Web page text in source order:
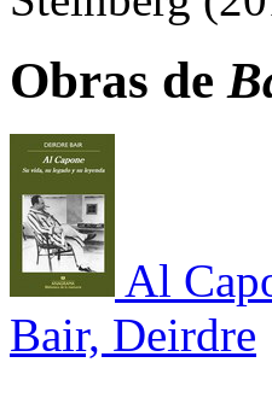
Obras de
Al
Bair, Deirdre